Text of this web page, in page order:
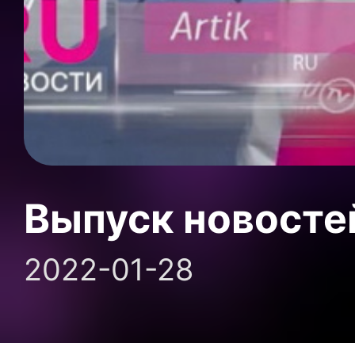
Выпуск
2022-01-28